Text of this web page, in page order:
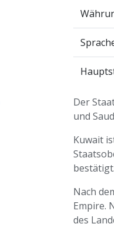
Der
und
Kuwait
Nach
Empire.
des